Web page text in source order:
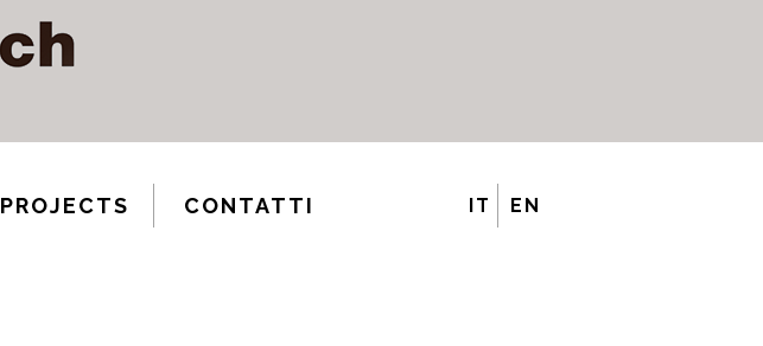
IT EN
PROJECTS CONTATTI